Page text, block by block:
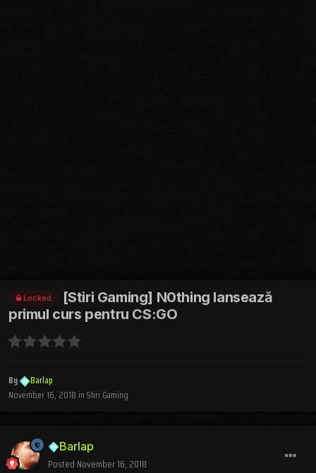
Locked
[Stiri Gaming] N0thing lansează
primul curs pentru CS:GO
By
Barlap
November 16, 2018 inStiri Gaming
Barlap
Posted November 16, 2018